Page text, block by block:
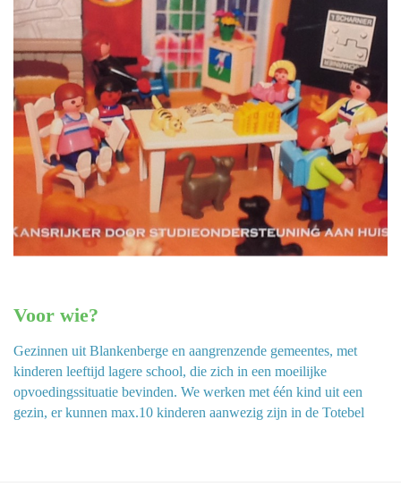
Voor wie?
Gezinnen uit Blankenberge en aangrenzende gemeentes, met
kinderen leeftijd lagere school, die zich in een moeilijke
opvoedingssituatie bevinden. We werken met één kind uit een
gezin, er kunnen max.10 kinderen aanwezig zijn in de Totebel